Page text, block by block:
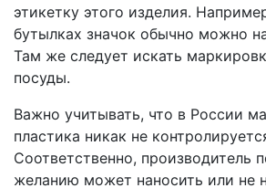
этикетку этого изделия.
бутылках значок обычно можно
Там же следует искать
посуды.
Важно учитывать, что в России
пластика никак не
Соответственно, производитель
желанию может наносить или не